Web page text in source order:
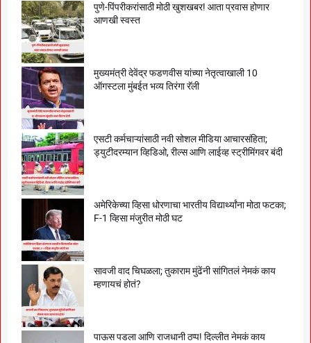
पुणे-पिंपरीकरांसाठी मोठी खुशखबर! आता प्रवास होणार
आणखी स्वस्त
मुख्यमंत्री देवेंद्र फडणवीस यांच्या नेतृत्वाखाली 10
ऑगस्टला मुंबईत भव्य तिरंगा रॅली
एसटी कर्मचाऱ्यांसाठी नवी सोशल मीडिया आचारसंहिता;
ड्युटीदरम्यान व्हिडिओ, रील्स आणि लाईव्ह स्ट्रीमिंगवर बंदी
अमेरिकेच्या व्हिसा धोरणाचा भारतीय विद्यार्थ्यांना मोठा फटका;
F-1 व्हिसा मंजुरीत मोठी घट
सावजी वाद चिघळला; तुकाराम मुंढेंनी सांगितलं नेमकं काय
म्हणायचं होतं?
पाऊस पडला आणि राजधानी ठप्प! दिल्लीत नेमकं काय